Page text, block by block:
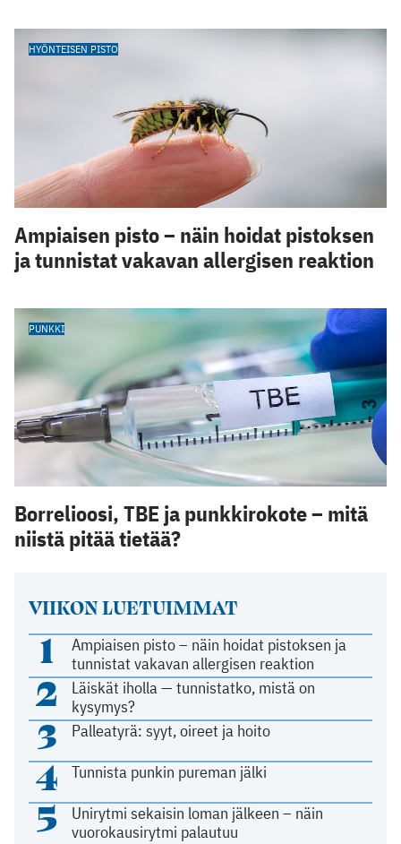
VIIKON LUETUIMMAT
1
Ampiaisen pisto – näin hoidat pistoksen ja
tunnistat vakavan allergisen reaktion
2
Läiskät iholla — tunnistatko, mistä on
kysymys?
3 Palleatyrä: syyt, oireet ja hoito
4 Tunnista punkin pureman jälki
5
Unirytmi sekaisin loman jälkeen – näin
vuorokausirytmi palautuu
HYÖNTEISEN PISTO
Ampiaisen pisto – näin hoidat pistoksen
ja tunnistat vakavan allergisen reaktion
PUNKKI
Borrelioosi, TBE ja punkkirokote – mitä
niistä pitää tietää?